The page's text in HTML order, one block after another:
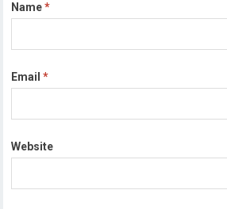
Name*
Email*
Website